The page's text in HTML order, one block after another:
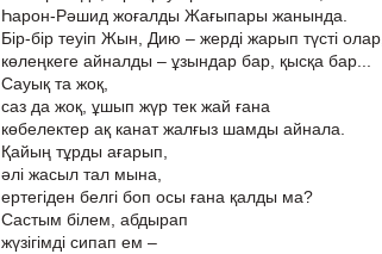
Һарон-Рәшид жоғалды Жағыпары жанында.
Бір-бір теуіп Жын, Дию – жерді жарып түсті олар,
көлеңкеге айналды – ұзындар бар, қысқа бар...
Сауық та жоқ,
саз да жоқ, ұшып жүр тек жай ғана
көбелектер ақ канат жалғыз шамды айнала.
Қайың тұрды ағарып,
әлі жасыл тал мына,
ертегіден белгі боп осы ғана қалды ма?
Састым білем, абдырап
жүзігімді сипап ем –